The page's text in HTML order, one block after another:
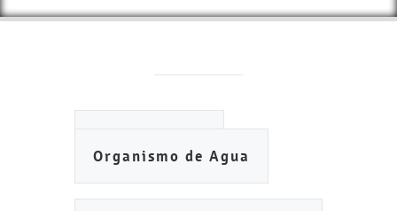
Organismo de Agua